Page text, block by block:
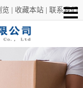
览 收藏本站 联系我们